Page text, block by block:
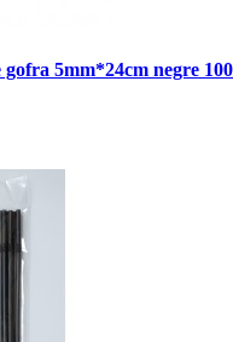
5mm*24cm negre